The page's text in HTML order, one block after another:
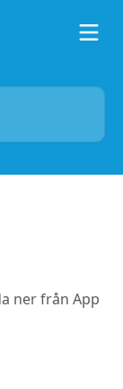
ner från App